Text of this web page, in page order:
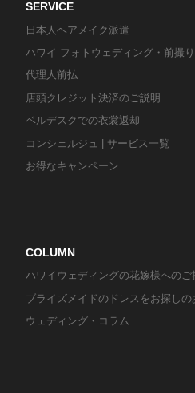
SERVICE
日本人ヘアメイク派遣
ハワイ フォトウェディング・前撮り
代理人前払
店頭クレジット決済のご説明
ベルデスクでの衣裳返却
コンシェルジュ | サービス一覧
お得なキャンペーン
COLUMN
ハワイウェディングの花嫁様へのご
ブライズメイドのドレスをお探しの
ウェディング・コラム